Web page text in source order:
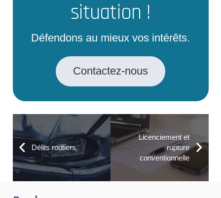
situation !
Défendons au mieux vos intérêts.
Contactez-nous
Délits routiers
Licenciement et
rupture
conventionnelle